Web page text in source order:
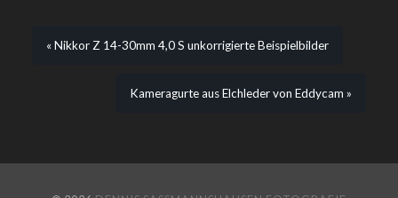
« Nikkor Z 14-30mm 4,0 S unkorrigierte Beispielbilder
Kameragurte aus Elchleder von Eddycam »